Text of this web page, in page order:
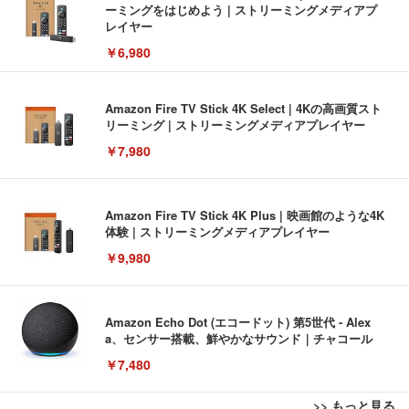
ーミングをはじめよう | ストリーミングメディアプ
レイヤー
￥6,980
Amazon Fire TV Stick 4K Select | 4Kの高画質スト
リーミング | ストリーミングメディアプレイヤー
￥7,980
Amazon Fire TV Stick 4K Plus | 映画館のような4K
体験 | ストリーミングメディアプレイヤー
￥9,980
Amazon Echo Dot (エコードット) 第5世代 - Alex
a、センサー搭載、鮮やかなサウンド｜チャコール
￥7,480
>> もっと見る